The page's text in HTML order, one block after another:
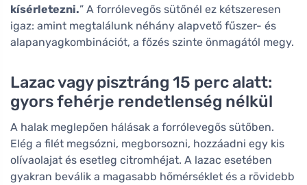
kísérletezni.” A forrólevegős sütőnél ez kétszeresen
igaz: amint megtalálunk néhány alapvető fűszer- és
alapanyagkombinációt, a főzés szinte önmagától megy.
Lazac vagy pisztráng 15 perc alatt:
gyors fehérje rendetlenség nélkül
A halak meglepően hálásak a forrólevegős sütőben.
Elég a filét megsózni, megborsozni, hozzáadni egy kis
olívaolajat és esetleg citromhéjat. A lazac esetében
gyakran beválik a magasabb hőmérséklet és a rövidebb